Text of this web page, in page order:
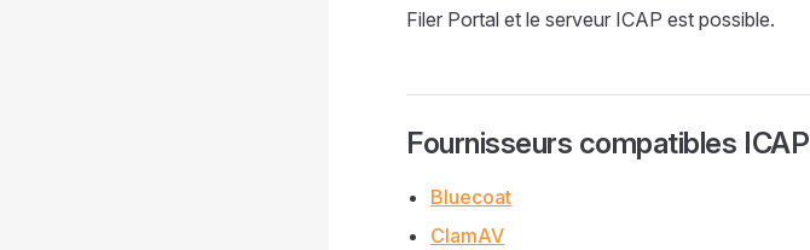
Filer Portal et le serveur ICAP est possible.
Fournisseurs compatibles ICAP
Bluecoat
ClamAV